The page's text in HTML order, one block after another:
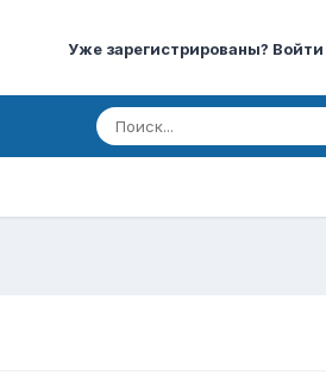
Уже зарегистрированы? Войти